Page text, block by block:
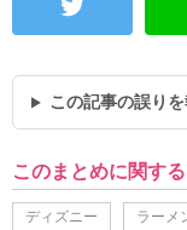
この記事の誤り
このまとめに関す
ディズニー ラーメ